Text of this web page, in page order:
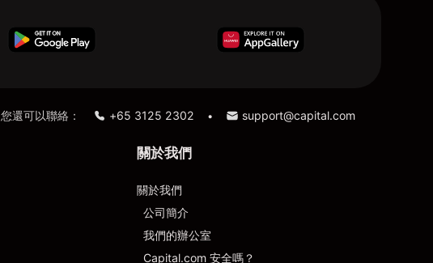
您還可以聯絡： +65 3125 2302 • support@capital.com
關於我們
關於我們
公司簡介
我們的辦公室
Capital.com 安全嗎？